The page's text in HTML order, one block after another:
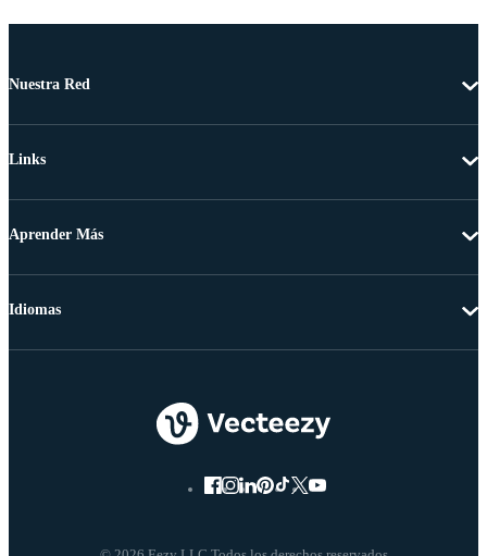
Nuestra Red
Links
Aprender Más
Idiomas